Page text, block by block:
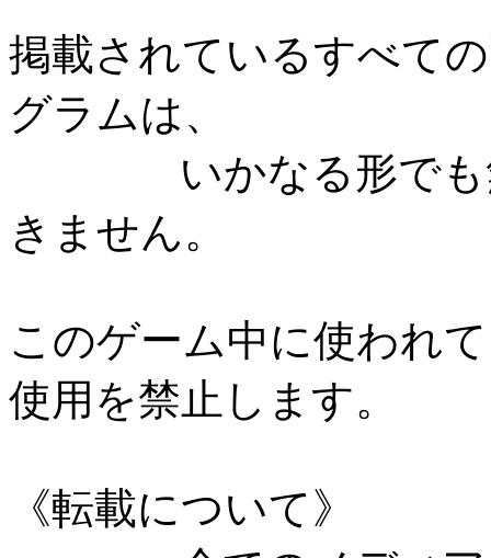
掲載されているすべて
グラムは、
いかなる形でも無
きません。
このゲーム中に使われ
使用を禁止します。
《転載について》